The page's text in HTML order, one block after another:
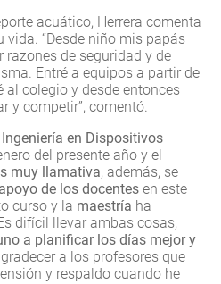
acuático, Herrera comenta
“Desde niño mis papás
de seguridad y de
Entré a equipos a partir de
al colegio y desde entonces
y competir”, comentó.
en Dispositivos
del presente año y el
muy llamativa, además, se
apoyo de los docentes en este
curso y la maestría ha
difícil llevar ambas cosas,
a planificar los días mejor y
a los profesores que
y respaldo cuando he